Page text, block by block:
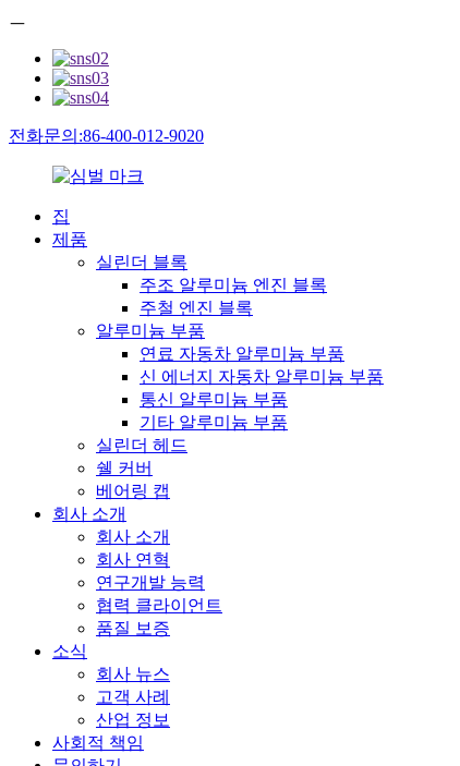
ㅡ
전화문의:86-400-012-9020
집
제품
실린더 블록
주조 알루미늄 엔진 블록
주철 엔진 블록
알루미늄 부품
연료 자동차 알루미늄 부품
신 에너지 자동차 알루미늄 부품
통신 알루미늄 부품
기타 알루미늄 부품
실린더 헤드
쉘 커버
베어링 캡
회사 소개
회사 소개
회사 연혁
연구개발 능력
협력 클라이언트
품질 보증
소식
회사 뉴스
고객 사례
산업 정보
사회적 책임